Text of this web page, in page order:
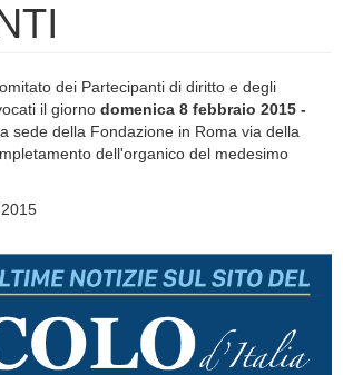
dei Partecipanti di diritto e degli
il giorno domenica 8 febbraio 2015 -
sede della Fondazione in Roma via della
dell'organico del medesimo